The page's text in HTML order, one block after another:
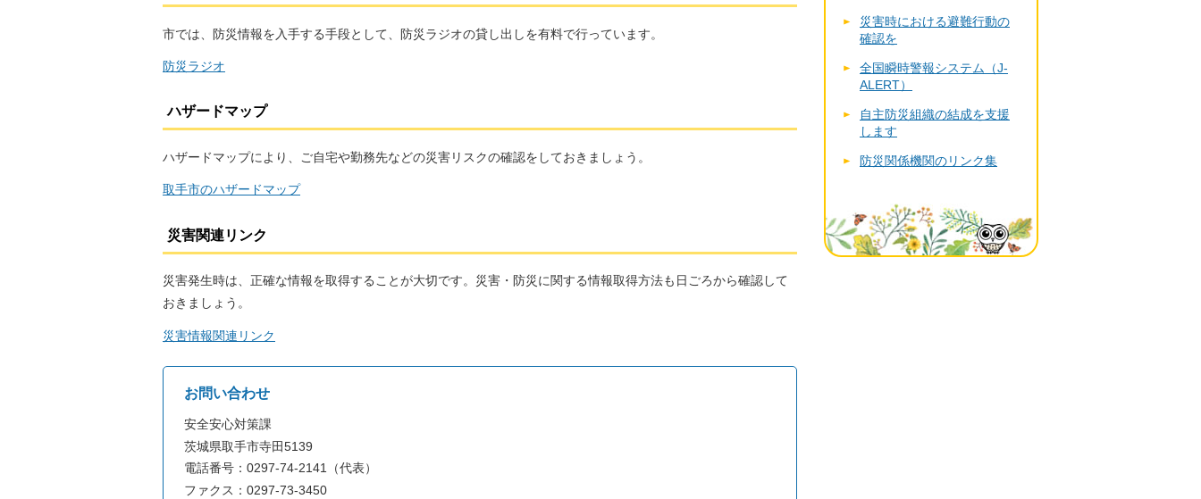
市では、防災情報を入手する手段として、防災ラジオの貸し出しを有料で行っています。
防災ラジオ
ハザードマップ
ハザードマップにより、ご自宅や勤務先などの災害リスクの確認をしておきましょう。
取手市のハザードマップ
災害関連リンク
災害発生時は、正確な情報を取得することが大切です。災害・防災に関する情報取得方法も日ごろから確認して
おきましょう。
災害情報関連リンク
お問い合わせ
安全安心対策課
茨城県取手市寺田5139
電話番号：0297-74-2141（代表）
ファクス：0297-73-3450
災害時における避難行動の
確認を
全国瞬時警報システム（J-
ALERT）
自主防災組織の結成を支援
します
防災関係機関のリンク集